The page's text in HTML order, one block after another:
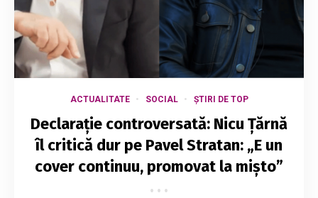
ACTUALITATE SOCIAL ȘTIRI DE TOP
Declarație controversată: Nicu Țărnă
îl critică dur pe Pavel Stratan: „E un
cover continuu, promovat la mișto”